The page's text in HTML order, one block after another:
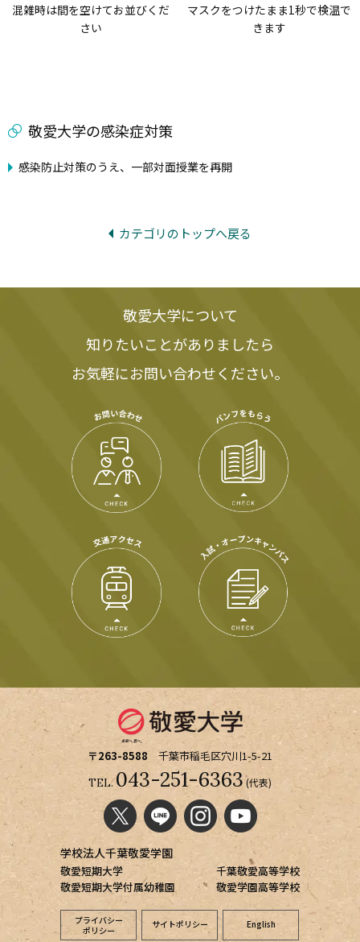
混雑時は間を空けてお並びくだ
さい
マスクをつけたまま1秒で検温で
きます
敬愛大学の感染症対策
感染防止対策のうえ、一部対面授業を再開
カテゴリのトップへ戻る
敬愛大学について
知りたいことがありましたら
お気軽にお問い合わせください。
〒263-8588 千葉市稲毛区穴川1-5-21
TEL. 043-251-6363 (代表)
学校法人千葉敬愛学園
敬愛短期大学
千葉敬愛高等学校
敬愛短期大学付属幼稚園
敬愛学園高等学校
プライバシー
ポリシー
サイトポリシー English